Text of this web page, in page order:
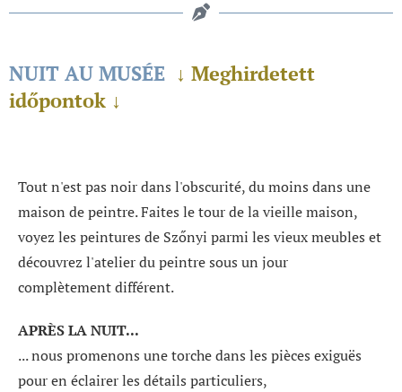
NUIT AU MUSÉE ↓ Meghirdetett
időpontok ↓
Tout n'est pas noir dans l'obscurité, du moins dans une
maison de peintre. Faites le tour de la vieille maison,
voyez les peintures de Szőnyi parmi les vieux meubles et
découvrez l'atelier du peintre sous un jour
complètement différent.
APRÈS LA NUIT...
... nous promenons une torche dans les pièces exiguës
pour en éclairer les détails particuliers,